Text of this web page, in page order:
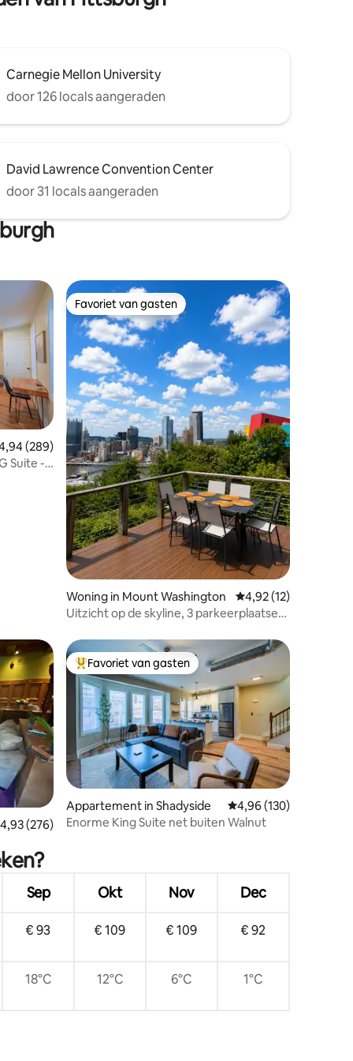
Carnegie Mellon University
door 126 locals aangeraden
David Lawrence Convention Center
door 31 locals aangeraden
beoordeling van 4,94 uit 5, 289 recensies
(289)
Suite -
Favoriet van gasten
Favoriet van gasten
Woning in Mount Washington Gemiddelde
4,92 (12)
Uitzicht op de skyline, 3 parkeerplaatsen,
beoordeling van 4,93 uit 5, 276 recensies
4,93 (276)
Topfavoriet van gasten
Favoriet van gasten
Appartement in Shadyside Gemiddelde
4,96 (130)
Enorme King Suite net buiten Walnut
Sep Okt Nov Dec
€ 93 € 109 € 109 € 92
18°C 12°C 6°C 1°C